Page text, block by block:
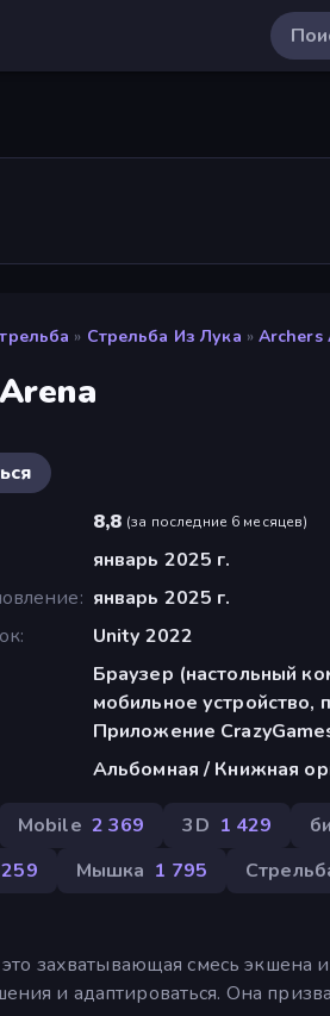
» Стрельба Из Лука » Archers
8,8 (за последние 6 месяцев)
январь 2025 г.
январь 2025 г.
Unity 2022
Браузер (настольный
мобильное устройство,
Приложение
Альбомная / Книжная
Mobile 2 369 3D 1 429
259 Мышка 1 795
захватывающая смесь экшена
и адаптироваться. Она